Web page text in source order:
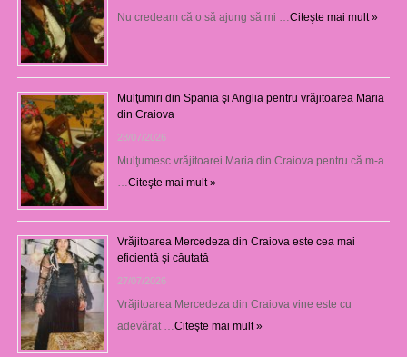
Nu credeam că o să ajung să mi … Citeşte mai mult »
Mulţumiri din Spania şi Anglia pentru vrăjitoarea Maria
din Craiova
28/07/2026
Mulţumesc vrăjitoarei Maria din Craiova pentru că m-a
Citeşte mai mult »
Vrăjitoarea Mercedeza din Craiova este cea mai
eficientă şi căutată
27/07/2026
Vrăjitoarea Mercedeza din Craiova vine este cu
adevărat … Citeşte mai mult »